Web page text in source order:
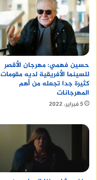
حسين فهمي: مهرجان الأقصر
للسينما الأفريقية لديه مقومات
كثيرة جدا تجعله من أهم
المهرجانات
5 فبراير، 2022